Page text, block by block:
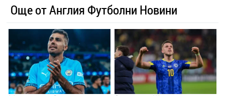
Още от Англия Футболни Новини